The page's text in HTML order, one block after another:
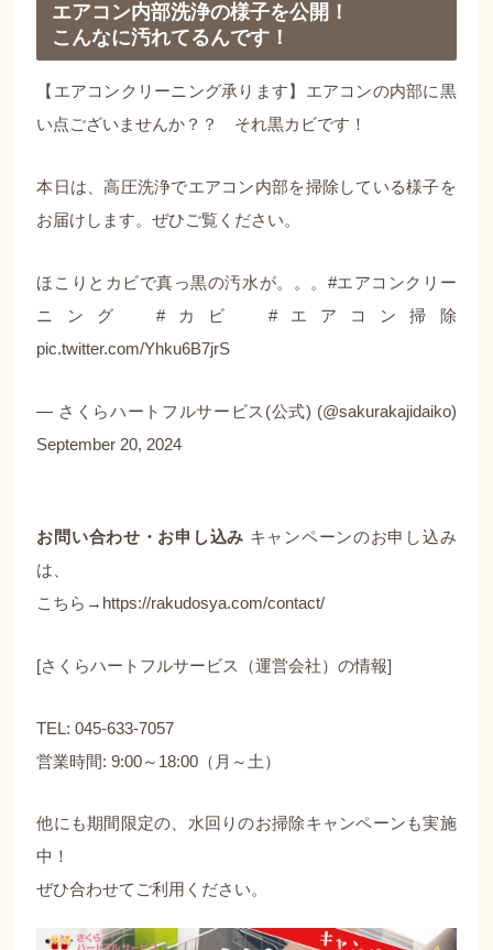
エアコン内部洗浄の様子を公開！
こんなに汚れてるんです！
【エアコンクリーニング承ります】エアコンの内部に黒
い点ございませんか？？ それ黒カビです！
本日は、高圧洗浄でエアコン内部を掃除している様子を
お届けします。ぜひご覧ください。
ほこりとカビで真っ黒の汚水が。。。 #エアコンクリー
ニング
#カビ
#エアコン掃除
pic.twitter.com/Yhku6B7jrS
— さくらハートフルサービス(公式) (@sakurakajidaiko)
September 20, 2024
お問い合わせ・お申し込み キャンペーンのお申し込み
は、
こちら→ https://rakudosya.com/contact/
[さくらハートフルサービス（運営会社）の情報]
TEL: 045-633-7057
営業時間: 9:00～18:00（月～土）
他にも期間限定の、水回りのお掃除キャンペーンも実施
中！
ぜひ合わせてご利用ください。